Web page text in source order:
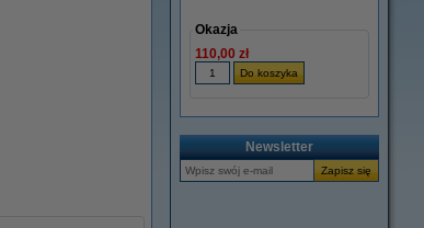
Okazja
110,00 zł
Newsletter